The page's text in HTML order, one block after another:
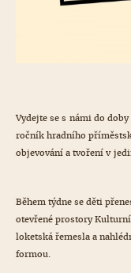
Vydejte se s námi do
ročník hradního
objevování a tvoření v
Během týdne se děti
otevřené prostory
loketská řemesla a
formou.